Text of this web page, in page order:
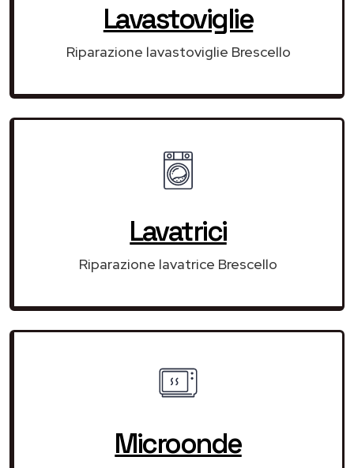
Lavastoviglie
Riparazione lavastoviglie Brescello
Lavatrici
Riparazione lavatrice Brescello
Microonde